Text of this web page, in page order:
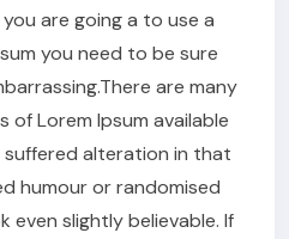
are going a to use a
you need to be sure
are many
of Lorem Ipsum available
alteration in that
humour or randomised
even slightly believable. If